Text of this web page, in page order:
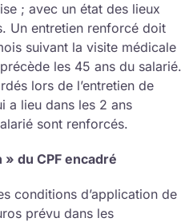
; avec un état des lieux
Un entretien renforcé doit
suivant la visite médicale
les 45 ans du salarié.
lors de l’entretien de
a lieu dans les 2 ans
sont renforcés.
» du CPF encadré
conditions d’application de
prévu dans les